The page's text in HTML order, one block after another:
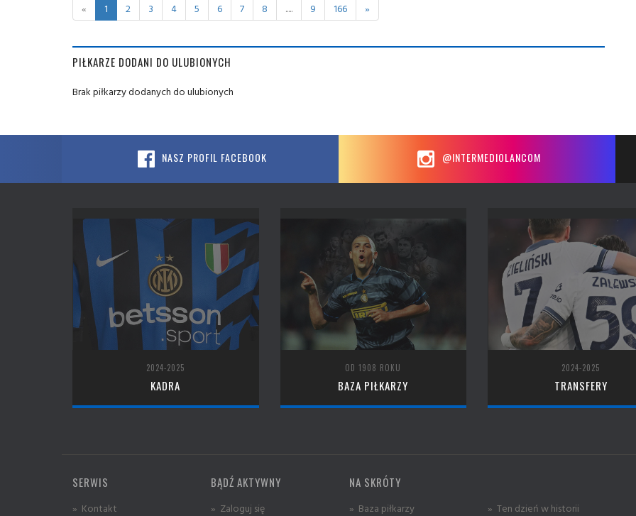
« 1 2 3 4 5 6 7 8 ..... 9 166 »
PIŁKARZE DODANI DO ULUBIONYCH
Brak piłkarzy dodanych do ulubionych
NASZ PROFIL FACEBOOK @INTERMEDIOLANCOM
2024-2025
KADRA
OD 1908 ROKU
BAZA PIŁKARZY
2024-2025
TRANSFERY
SERWIS
» Kontakt
BĄDŹ AKTYWNY
» Zaloguj się
NA SKRÓTY
» Baza piłkarzy » Ten dzień w historii